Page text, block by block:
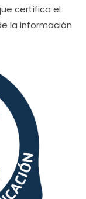
certifica el
la información